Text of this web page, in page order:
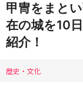
甲冑をまと
在の城を10
紹介！
歴史・文化